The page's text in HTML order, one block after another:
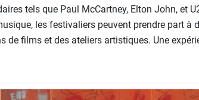
tels que Paul McCartney, Elton John, et
les festivaliers peuvent prendre part à
de films et des ateliers artistiques. Une